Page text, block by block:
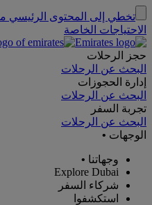
تخطي إلى المحتوى الرئيسي
الاحتياجات الخاصة
حجز الرحلات
البحث عن الرحلات
إدارة الحجوزات
البحث عن الرحلات
تجربة السفر
البحث عن الرحلات
الوجهات •
وجهاتنا •
Explore Dubai
شركاء السفر
استكشفوا